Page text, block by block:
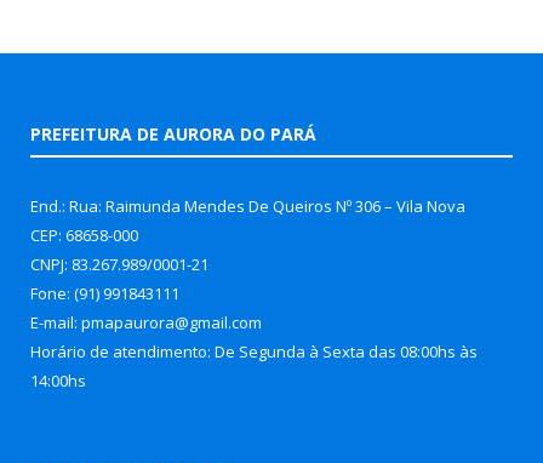
PREFEITURA DE AURORA DO PARÁ
End.: Rua: Raimunda Mendes De Queiros Nº 306 – Vila Nova
CEP: 68658-000
CNPJ: 83.267.989/0001-21
Fone: (91) 991843111
E-mail: pmapaurora@gmail.com
Horário de atendimento: De Segunda à Sexta das 08:00hs às
14:00hs